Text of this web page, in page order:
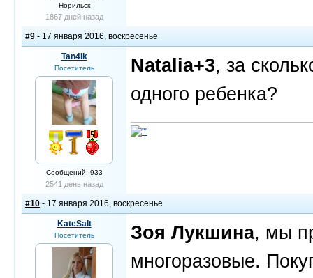
Норильск
1867 дней назад
#9 - 17 января 2016, воскресенье
Tan4ik
Посетитель
Сообщений: 933
2541 день назад
Natalia+3, за
одного ребенка?
#10 - 17 января 2016, воскресенье
KateSalt
Посетитель Зоя Лукшина, мы
многоразовые.